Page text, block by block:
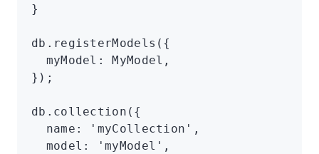
}
db .registerModels ({
  myModel
: MyModel ,
});
db .collection ({
  name
: 'myCollection' ,
  model
: 'myModel' ,